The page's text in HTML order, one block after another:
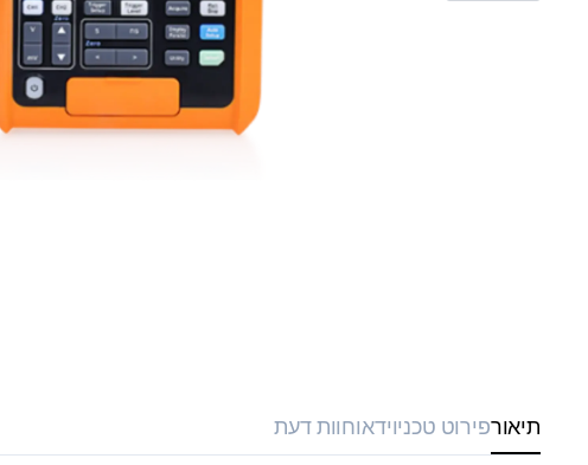
תיאורפירוט טכניוידאוחוות דעת